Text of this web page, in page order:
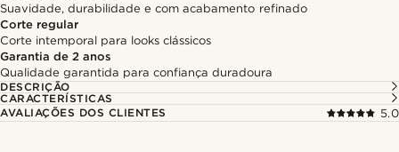
Suavidade, durabilidade e com acabamento refinado
Corte regular
Corte intemporal para looks clássicos
Garantia de 2 anos
Qualidade garantida para confiança duradoura
DESCRIÇÃO
CARACTERÍSTICAS
AVALIAÇÕES DOS CLIENTES
5.0